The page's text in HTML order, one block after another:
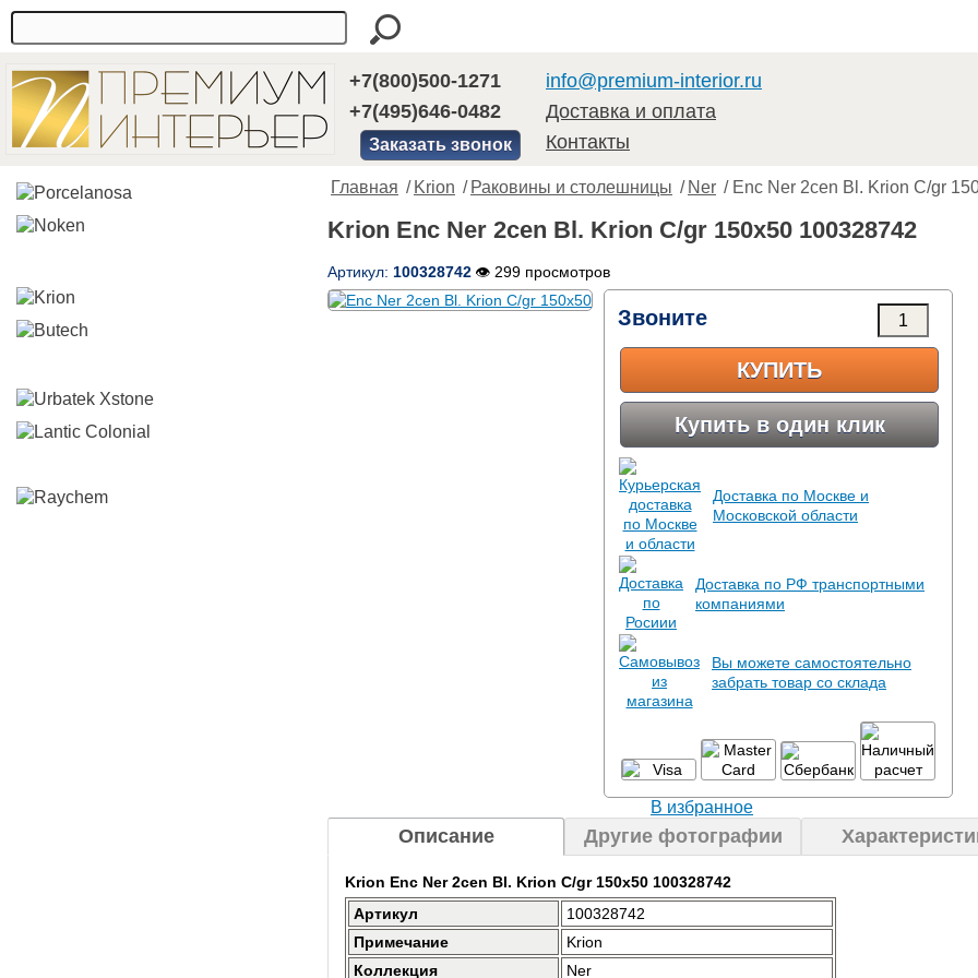
+7(800)500-1271
+7(495)646-0482
Заказать звонок
info@premium-interior.ru
Доставка и оплата
Контакты
Главная / Krion / Раковины и столешницы / Ner / Enc Ner 2cen Bl. Krion C/gr
Krion Enc Ner 2cen Bl. Krion C/gr 150x50 100328742
Артикул: 100328742 👁 299 просмотров
Звоните
КУПИТЬ
Купить в один клик
Доставка по Москве и
Московской области
Доставка по РФ транспортными
компаниями
Вы можете самостоятельно
забрать товар со склада
В избранное
Описание Другие фотографии
Krion Enc Ner 2cen Bl. Krion C/gr 150x50 100328742
Артикул
100328742
Примечание
Krion
Коллекция
Ner